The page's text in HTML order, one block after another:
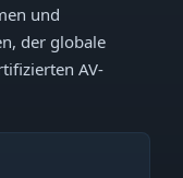
und
der globale
AV-